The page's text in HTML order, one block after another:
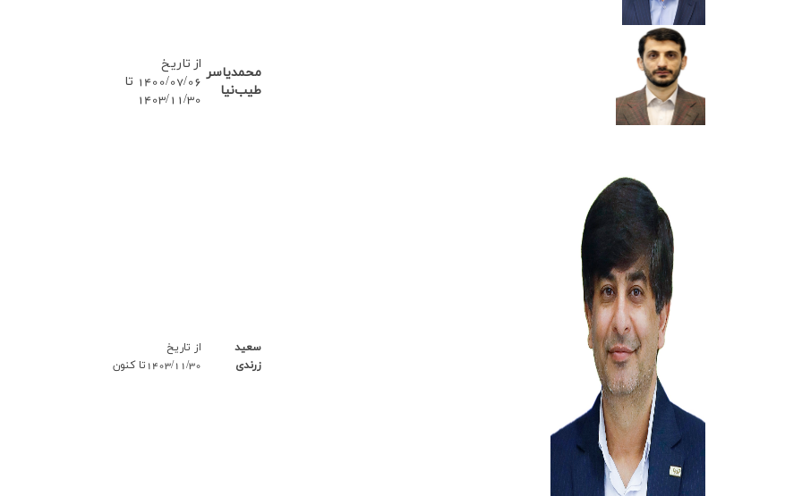
محمدیاسر
طیب‌نیا
از تاریخ
1400/07/06 تا
1403/11/30
سعید
زرندی
از تاریخ
1403/11/30تا کنون